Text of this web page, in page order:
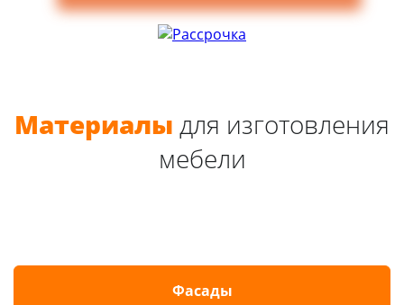
Материалы для изготовления
мебели
Фасады